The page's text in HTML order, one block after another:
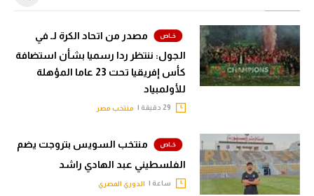
مصدر من اتحاد الكرة لـ في
الجول: ننتظر ردا رسميا بشأن استضافة
كأس إفريقيا تحت 23 عاما المؤهلة
للأولمبياد
منتخب مصر
منتخب السويس بتروجت يضم
الفلسطيني عبد الهادي راشد
ساعة | الدوري المصري